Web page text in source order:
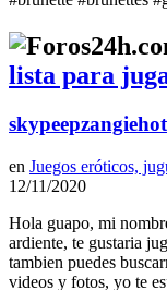
lista para
skypeepzangiehot
en Juegos eróticos,
12/11/2020
Hola guapo, mi
ardiente, te gustaria
tambien puedes
videos y fotos, yo te